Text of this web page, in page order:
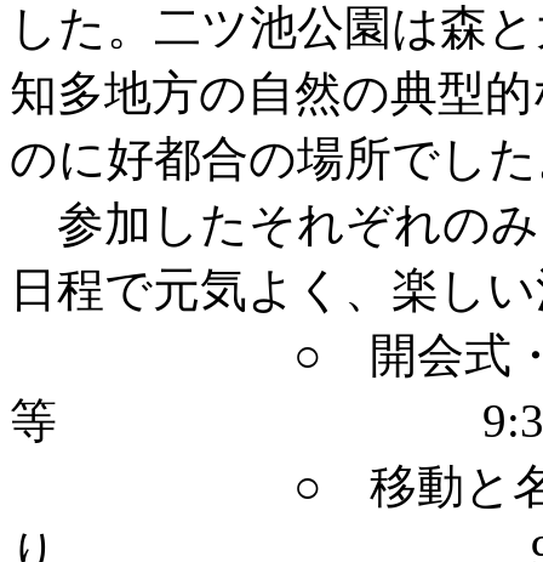
した。二ツ池公園は森
知多地方の自然の典型
のに好都合の場所でし
参加したそれぞれの
日程で元気よく、楽し
○ 開会式・挨
等 9:30～
○ 移動と名